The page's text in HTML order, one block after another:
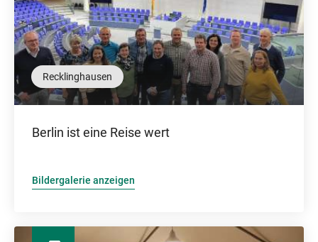
Recklinghausen
Berlin ist eine Reise wert
Bildergalerie anzeigen